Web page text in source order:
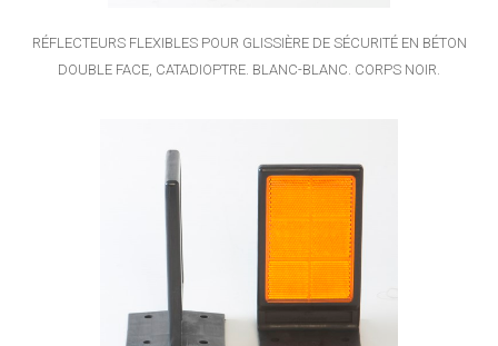
RÉFLECTEURS FLEXIBLES POUR GLISSIÈRE DE SÉCURITÉ EN BÉTON
DOUBLE FACE, CATADIOPTRE. BLANC-BLANC. CORPS NOIR.